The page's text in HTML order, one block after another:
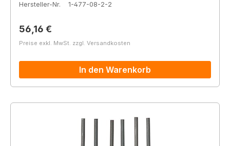
Hersteller-Nr.
1-477-08-2-2
Regulärer Preis:
56,16 €
Preise exkl. MwSt. zzgl. Versandkosten
In den Warenkorb